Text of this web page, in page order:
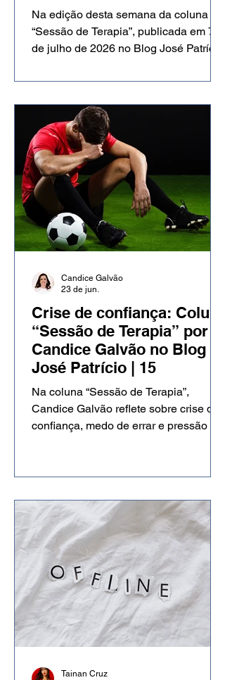
Na edição desta semana da coluna
“Sessão de Terapia”, publicada em 7
de julho de 2026 no Blog José Patrício,
sobre conhecer o próprio tamanho. A
autodescrição, ela aborda autoestima,
identidade, pertencimento e a forma
como os olhares, críticas e
expectativas dos outros podem
influenciar nossa percepção sobre
quem somos e sobre o espaço que
acreditamos merecer ocupar.
Crise de confiança: Coluna
“Sessão de Terapia” por
Candice Galvão no Blog
José Patrício | 15
Na coluna “Sessão de Terapia”,
Candice Galvão reflete sobre crise de
confiança, medo de errar e pressão por
ruim não define quem você é e que a
autocompaixão, pela trajetória
construída e pela capacidade de
seguir mesmo diante de dias difíceis.
Candice Galvão
23 de jun.
Tainan Cruz